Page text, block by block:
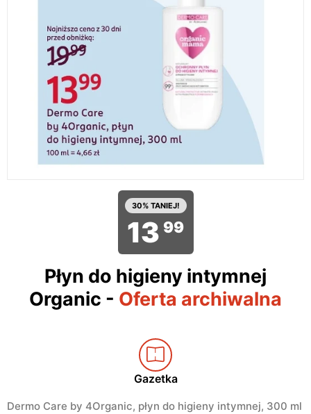
30% TANIEJ!
13 99
Płyn do higieny intymnej
Organic - Oferta archiwalna
Gazetka
Dermo Care by 4Organic, płyn do higieny intymnej, 300 ml